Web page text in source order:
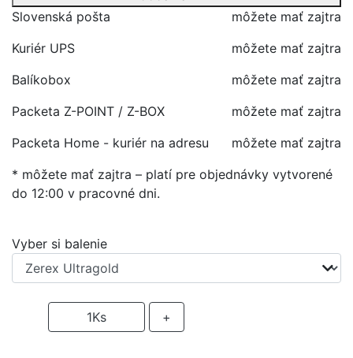
Slovenská pošta
môžete mať zajtra
Kuriér UPS
môžete mať zajtra
Balíkobox
môžete mať zajtra
Packeta Z-POINT / Z-BOX
môžete mať zajtra
Packeta Home - kuriér na adresu
môžete mať zajtra
* môžete mať zajtra – platí pre objednávky vytvorené
do 12:00 v pracovné dni.
Vyber si balenie
1Ks +